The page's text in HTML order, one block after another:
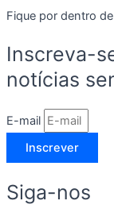
Fique por dentro
Inscreva-
notícias
E-mail
Inscrever
Siga-nos